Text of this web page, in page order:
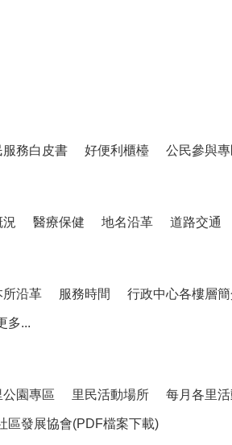
服務白皮書 好便利櫃檯 公民參與
況 醫療保健 地名沿革 道路交通
所沿革 服務時間 行政中心各樓層
多...
公園專區 里民活動場所 每月各里
區發展協會(PDF檔案下載)